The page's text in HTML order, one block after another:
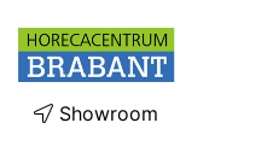
Showroom